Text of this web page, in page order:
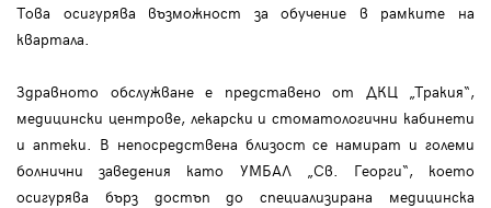
Това осигурява възможност за обучение в рамките на
квартала.
Здравното обслужване е представено от ДКЦ „Тракия“,
медицински центрове, лекарски и стоматологични кабинети
и аптеки. В непосредствена близост се намират и големи
болнични заведения като УМБАЛ „Св. Георги“, което
осигурява бърз достъп до специализирана медицинска